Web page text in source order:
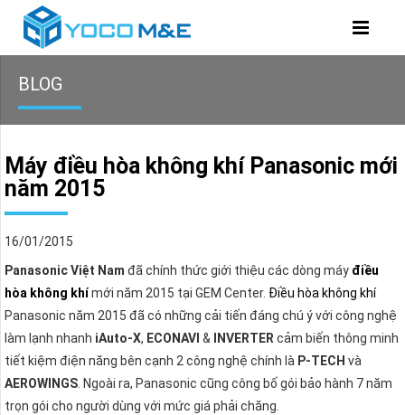
BLOG
Máy điều hòa không khí Panasonic mới
năm 2015
16/01/2015
Panasonic Việt Nam đã chính thức giới thiệu các dòng máy điều
hòa không khímới năm 2015 tại GEM Center. Điều hòa không khí
Panasonic năm 2015 đã có những cải tiến đáng chú ý với công nghệ
làm lạnh nhanh iAuto-X, ECONAVI & INVERTER cảm biến thông minh
tiết kiệm điện năng bên cạnh 2 công nghệ chính là P-TECH và
AEROWINGS . Ngoài ra, Panasonic cũng công bố gói bảo hành 7 năm
trọn gói cho người dùng với mức giá phải chăng.